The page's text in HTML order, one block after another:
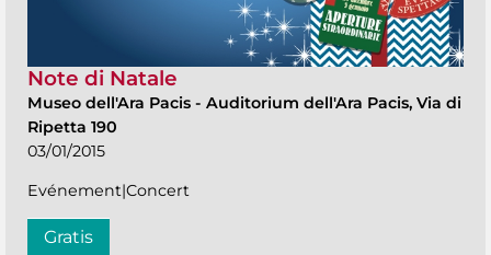
Note di Natale
Museo dell'Ara Pacis - Auditorium dell'Ara Pacis, Via di
Ripetta 190
03/01/2015
Evénement|Concert
Gratis